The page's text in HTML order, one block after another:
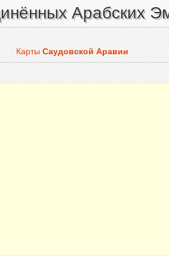
Арабских
КартыСаудовской Аравии